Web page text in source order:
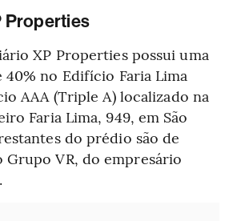
Properties
XP Properties possui uma
no Edifício Faria Lima
AAA (Triple A) localizado na
Faria Lima, 949, em São
do prédio são de
VR, do empresário